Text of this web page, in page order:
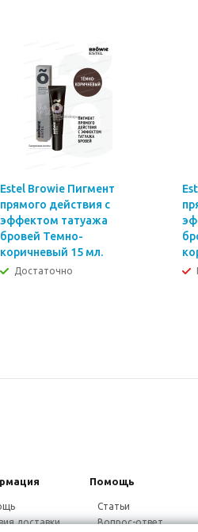
Estel Browie Пигмент
прямого действия с
эффектом татуажа
бровей Темно-
коричневый 15 мл.
Достаточно
Помощь
доставки
Статьи
Вопрос-ответ